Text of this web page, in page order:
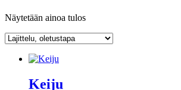
Näytetään ainoa tulos
Keiju